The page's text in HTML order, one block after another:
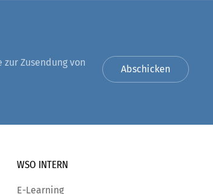
Zusendung von
Abschicken
WSO INTERN
E-Learning